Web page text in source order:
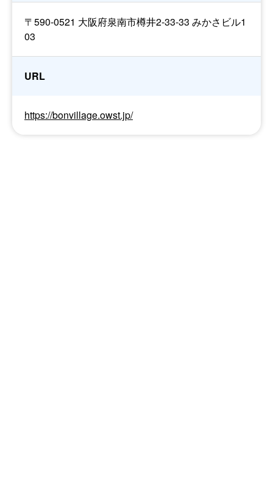
〒590-0521 大阪府泉南市樽井2-33-33 みかさビル1
03
URL
https://bonvillage.owst.jp/